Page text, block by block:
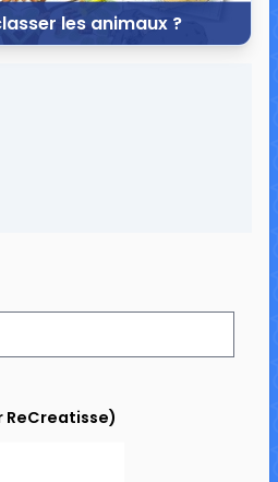
les animaux ?
ReCreatisse)